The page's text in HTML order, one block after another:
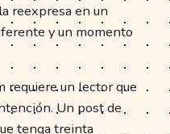
reexpresa en un
y un momento
un lector que
Un post de
tenga treinta